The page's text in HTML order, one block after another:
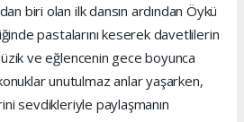
biri olan ilk dansın ardından Öykü
pastalarını keserek davetlilerin
ve eğlencenin gece boyunca
unutulmaz anlar yaşarken,
sevdikleriyle paylaşmanın